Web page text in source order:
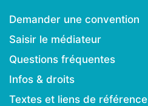
Demander une convention
Saisir le médiateur
Questions fréquentes
Infos & droits
Textes et liens de référence